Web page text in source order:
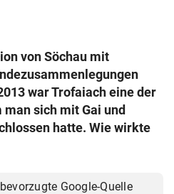
KG 2026
von Söchau mit
war Trofaiach eine der
sich mit Gai und
hatte. Wie wirkte
Google-Quelle